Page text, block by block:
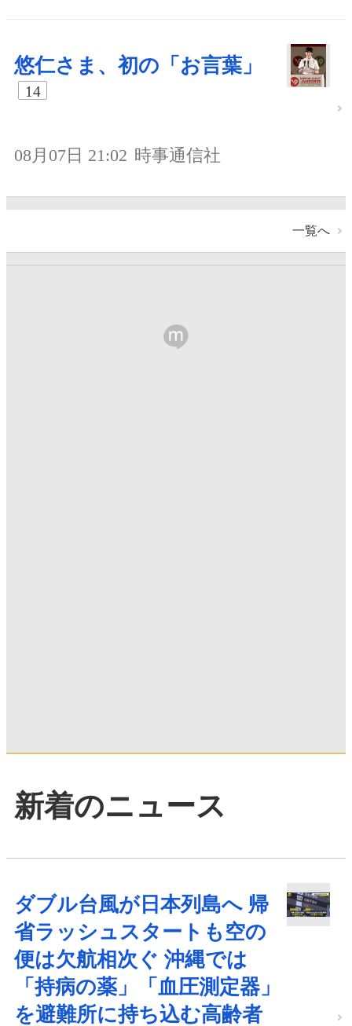
悠仁さま、初の「お言葉」
14
08月07日 21:02 時事通信社
一覧へ
新着のニュース
ダブル台風が日本列島へ 帰
省ラッシュスタートも空の
便は欠航相次ぐ 沖縄では
「持病の薬」「血圧測定器」
を避難所に持ち込む高齢者